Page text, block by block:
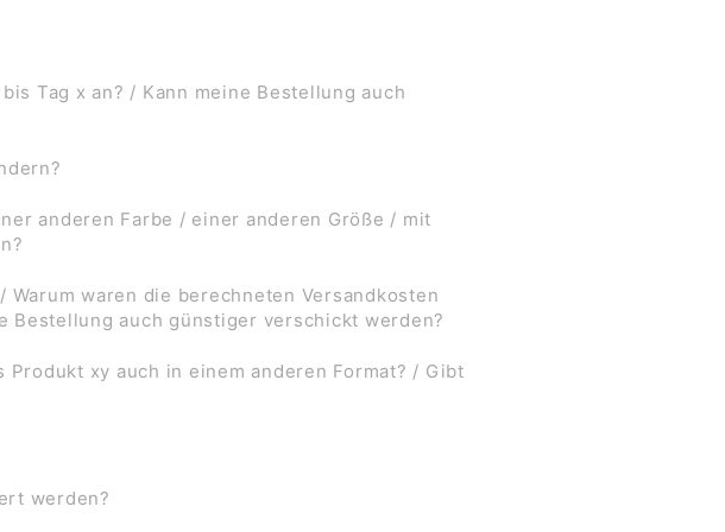
Tag x an? / Kann meine Bestellung auch
anderen Farbe / einer anderen Größe / mit
waren die berechneten Versandkosten
Bestellung auch günstiger verschickt werden?
xy auch in einem anderen Format? / Gibt
werden?